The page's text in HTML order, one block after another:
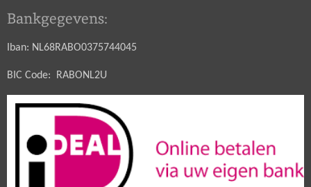
Bankgegevens:
Iban: NL68RABO0375744045
BIC Code: RABONL2U